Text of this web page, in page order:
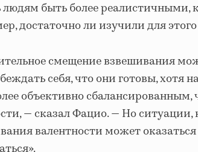
быть более реалистичными,
достаточно ли изучили для этого
смещение взвешивания
себя, что они готовы, хотя
объективно
— сказал Фацио. — Но ситуации,
валентности может